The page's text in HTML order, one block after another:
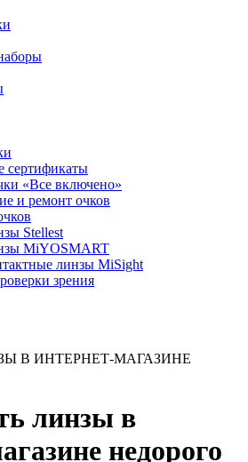
сертификаты
«Все включено»
и ремонт очков
Stellest
MiYOSMART
линзы MiSight
зрения
В ИНТЕРНЕТ-МАГАЗИНЕ
линзы в
недорого